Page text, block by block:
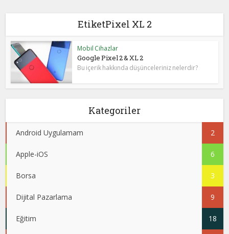
EtiketPixel XL 2
Mobil Cihazlar
Google Pixel 2 & XL 2
Bu içerik hakkında düşünceleriniz nelerdir?
Kategoriler
Android Uygulamam 2
Apple-iOS 6
Borsa 3
Dijital Pazarlama 9
Eğitim 18